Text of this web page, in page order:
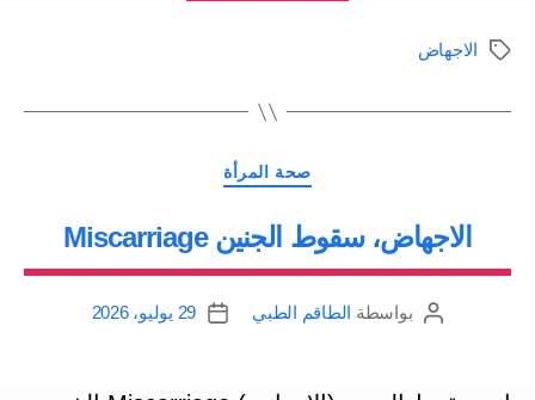
الوسومالاجهاض
التصنيفات
صحة المرأة
الاجهاض، سقوط الجنين Miscarriage
كاتببواسطة الطاقم الطبي
تاريخ
29 يوليو، 2026